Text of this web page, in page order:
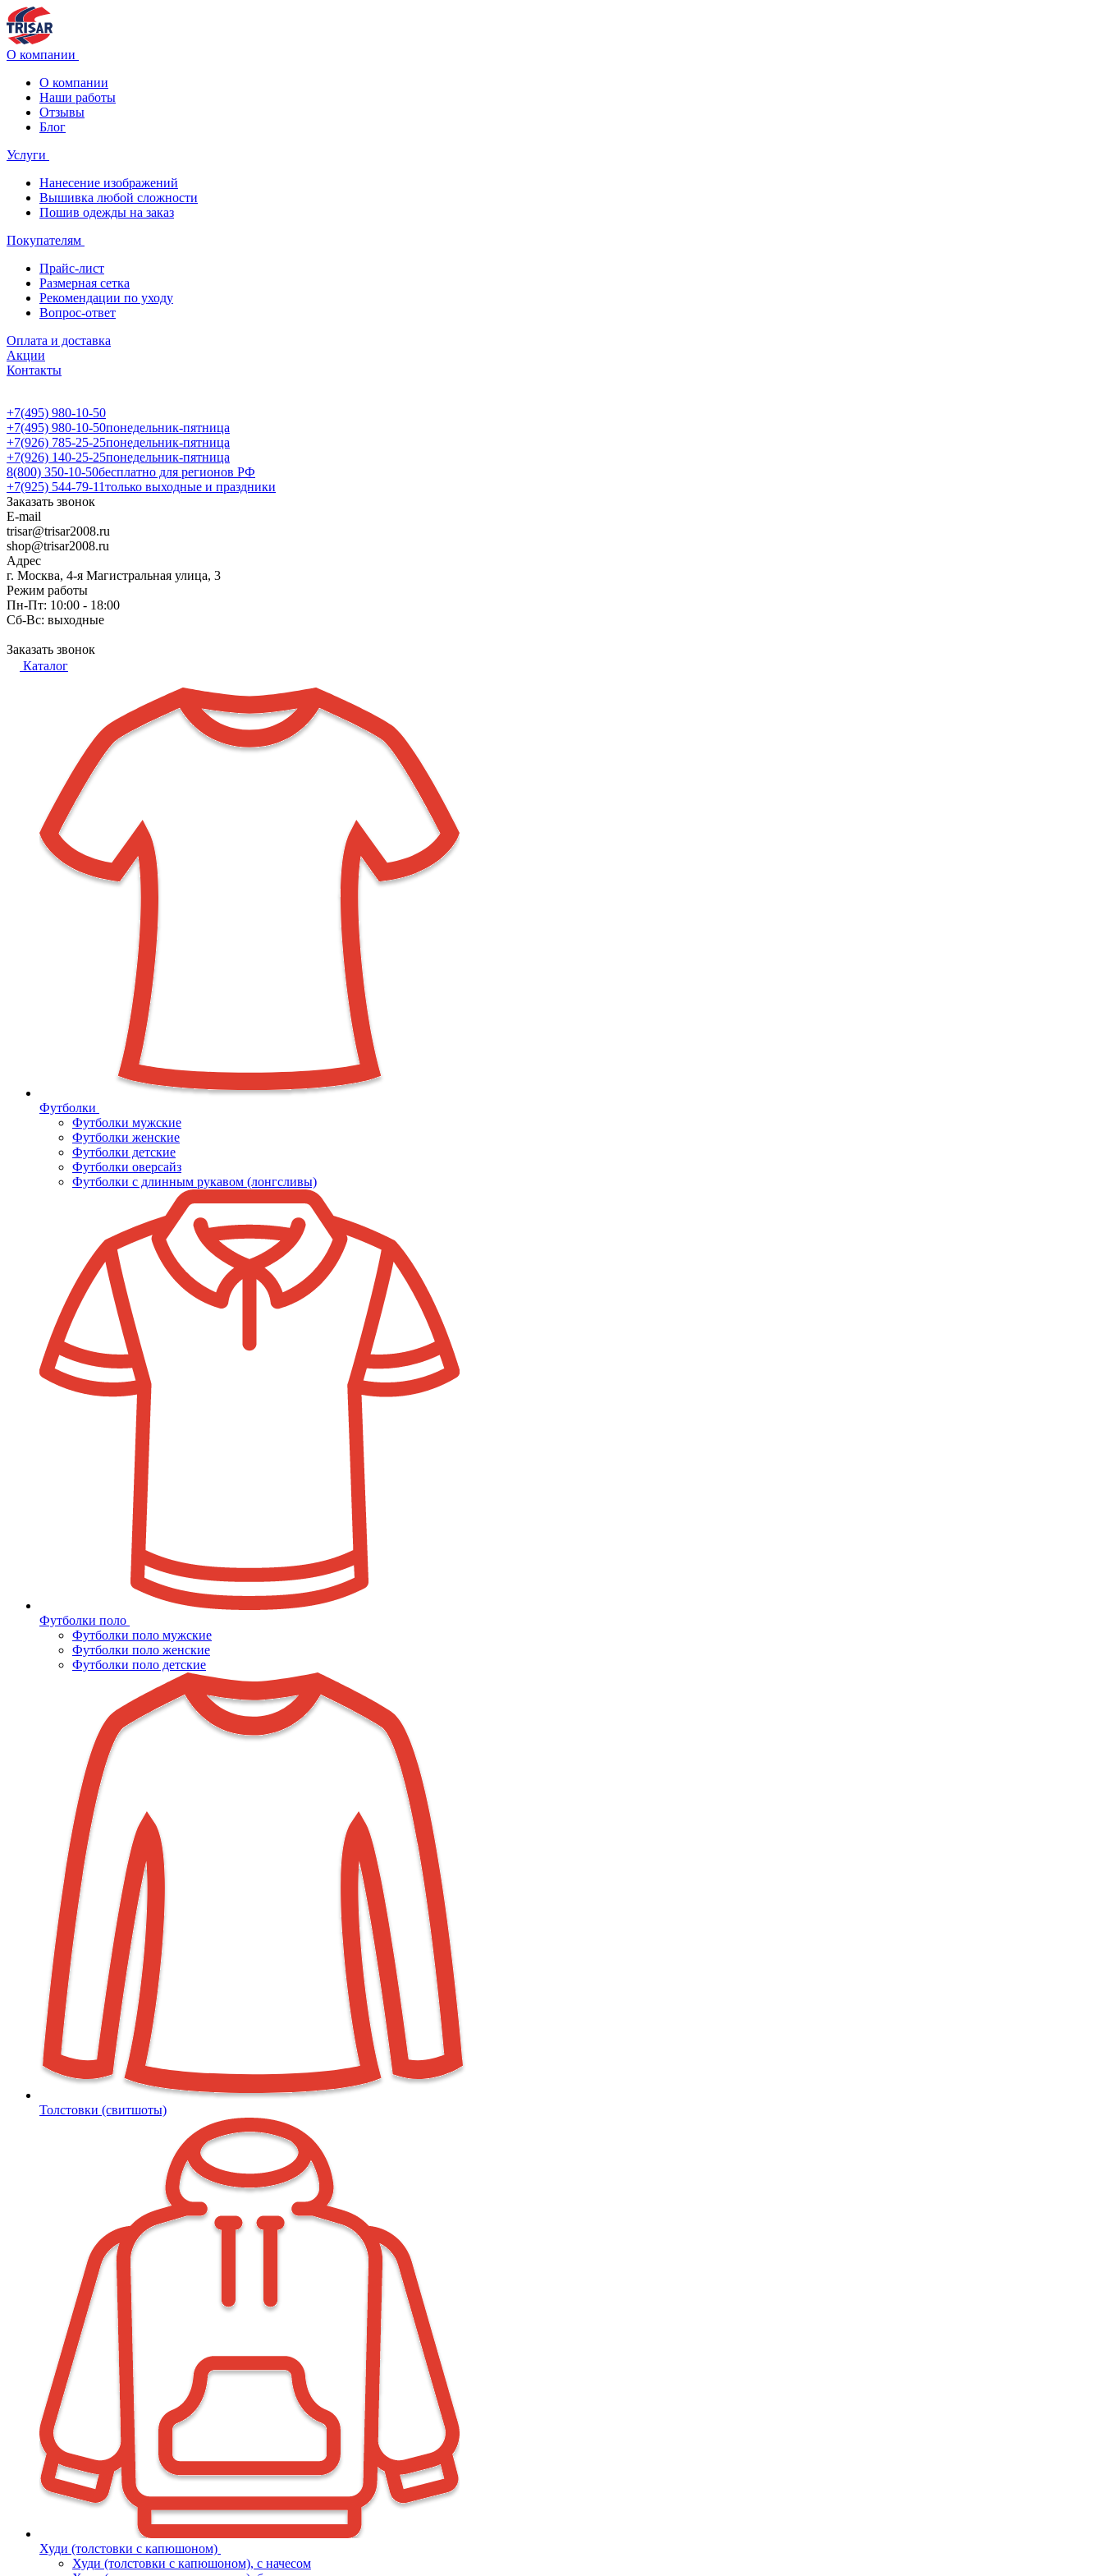
О компании
О компании
Наши работы
Отзывы
Блог
Услуги
Нанесение изображений
Вышивка любой сложности
Пошив одежды на заказ
Покупателям
Прайс-лист
Размерная сетка
Рекомендации по уходу
Вопрос-ответ
Оплата и доставка
Акции
Контакты
+7(495) 980-10-50
+7(495) 980-10-50понедельник-пятница
+7(926) 785-25-25понедельник-пятница
+7(926) 140-25-25понедельник-пятница
8(800) 350-10-50бесплатно для регионов РФ
+7(925) 544-79-11только выходные и праздники
Заказать звонок
E-mail
trisar@trisar2008.ru
shop@trisar2008.ru
Адрес
г. Москва, 4-я Магистральная улица, 3
Режим работы
Пн-Пт: 10:00 - 18:00
Сб-Вс: выходные
Заказать звонок
Каталог
Футболки
Футболки мужские
Футболки женские
Футболки детские
Футболки оверсайз
Футболки с длинным рукавом (лонгсливы)
Футболки поло
Футболки поло мужские
Футболки поло женские
Футболки поло детские
Толстовки (свитшоты)
Худи (толстовки с капюшоном)
Худи (толстовки c капюшоном), с начесом